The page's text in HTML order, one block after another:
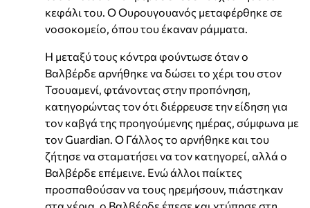
κεφάλι του. Ο Ουρουγουανός μεταφέρθηκε σε
νοσοκομείο, όπου του έκαναν ράμματα.
Η μεταξύ τους κόντρα φούντωσε όταν ο
Βαλβέρδε αρνήθηκε να δώσει το χέρι του στον
Τσουαμενί, φτάνοντας στην προπόνηση,
κατηγορώντας τον ότι διέρρευσε την είδηση για
τον καβγά της προηγούμενης ημέρας, σύμφωνα με
τον Guardian. Ο Γάλλος το αρνήθηκε και του
ζήτησε να σταματήσει να τον κατηγορεί, αλλά ο
Βαλβέρδε επέμεινε. Ενώ άλλοι παίκτες
προσπαθούσαν να τους ηρεμήσουν, πιάστηκαν